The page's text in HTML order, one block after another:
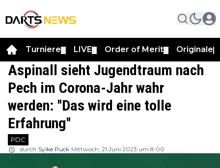
Turniere LIVE Order of Merit Originale
Aspinall sieht Jugendtraum nach
Pech im Corona-Jahr wahr
werden: ''Das wird eine tolle
Erfahrung''
PDC
durch Sylke Puck Mittwoch, 21 Juni 2023 um 8:00